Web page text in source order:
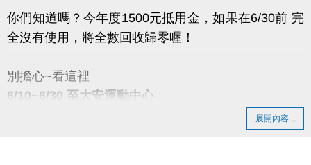
你們知道嗎？今年度1500元抵用金，如果在6/30前 完
全沒有使用，將全數回收歸零喔！
別擔心~看這裡
6/10~6/30 至大安運動中心
使用U-sport抵用金［臨櫃］購買游泳、體適能單次入
場，就贈送寶礦力粉2包！數量有限，送完為止。
展開內容